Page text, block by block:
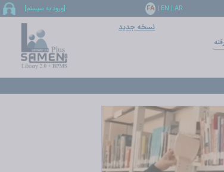
FA | EN | AR [ورود به سيستم]
نسخه جدید